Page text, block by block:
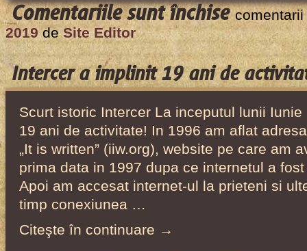
Comentariile sunt închisepentru
Intercer
astăzi
2019 de Site Editor
Intercer a implinit 19 ani de
Scurt istoric Intercer La inceputul lunii
19 ani de activitate! In 1996 am aflat
„It is written” (iiw.org), website pe care am
prima data in 1997 dupa ce internetul a
Apoi am accesat internet-ul la prieteni si
timp conexiunea …
Citeşte în continuare →